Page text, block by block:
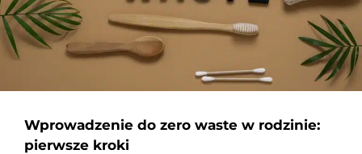
Wprowadzenie do zero waste w rodzinie:
pierwsze kroki